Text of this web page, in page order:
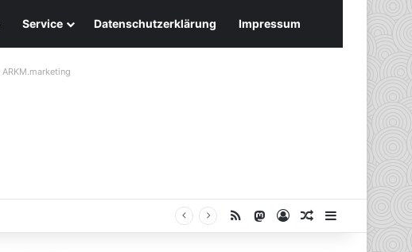
Service Datenschutzerklärung Impressum
ARKM.marketing
RSS Mastodon
AnmeldenZufälliger